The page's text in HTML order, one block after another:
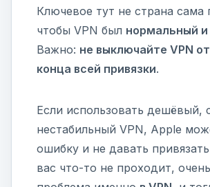
Ключевое тут не страна сама
чтобы VPN был нормальный
Важно: не выключайте VPN
конца всей привязки.
Если использовать дешёвый,
нестабильный VPN, Apple
ошибку и не давать
вас что-то не проходит,